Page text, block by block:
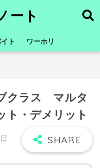
ート
ト ワーホリ
クラス マルタ
ト・デメリット